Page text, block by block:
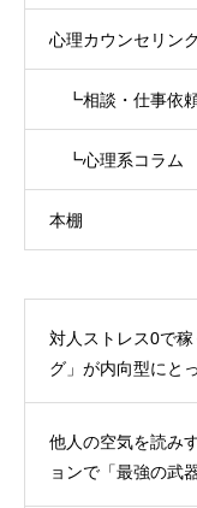
心理カウンセリン
┗相談・仕事依
┗心理系コラム
本棚
対人ストレス0で
グ」が内向型にと
他人の空気を読み
ョンで「最強の武